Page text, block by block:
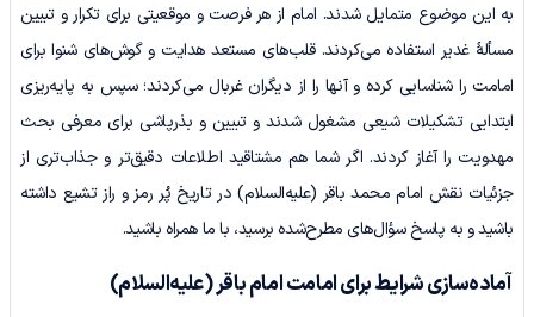
به این موضوع متمایل شدند. امام از هر فرصت و موقعیتی برای تکرار و تبیین
مسألۀ غدیر استفاده می‌کردند. قلب‌های مستعد هدایت و گوش‌های شنوا برای
امامت را شناسایی کرده و آنها را از دیگران غربال می‌کردند؛ سپس به پایه‌ریزی
ابتدایی تشکیلات شیعی مشغول شدند و تبیین و بذرپاشی برای معرفی بحث
مهدویت را آغاز کردند. اگر شما هم مشتاقید اطلاعات دقیق‌تر و جذاب‌تری از
جزئیات نقش امام محمد باقر (علیه‌السلام) در تاریخ پُر رمز و راز تشیع داشته
باشید و به پاسخ سؤال‌های مطرح‌شده برسید، با ما همراه باشید.
آماده‌سازی شرایط برای امامت امام باقر(علیه‌السلام)